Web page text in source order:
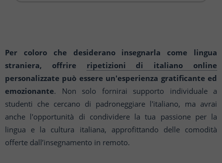
Per coloro che desiderano insegnarla come lingua
straniera, offrire ripetizioni di italiano online
personalizzate può essere un'esperienza gratificante ed
emozionante. Non solo fornirai supporto individuale a
studenti che cercano di padroneggiare l'italiano, ma avrai
anche l'opportunità di condividere la tua passione per la
lingua e la cultura italiana, approfittando delle comodità
offerte dall’insegnamento in remoto.